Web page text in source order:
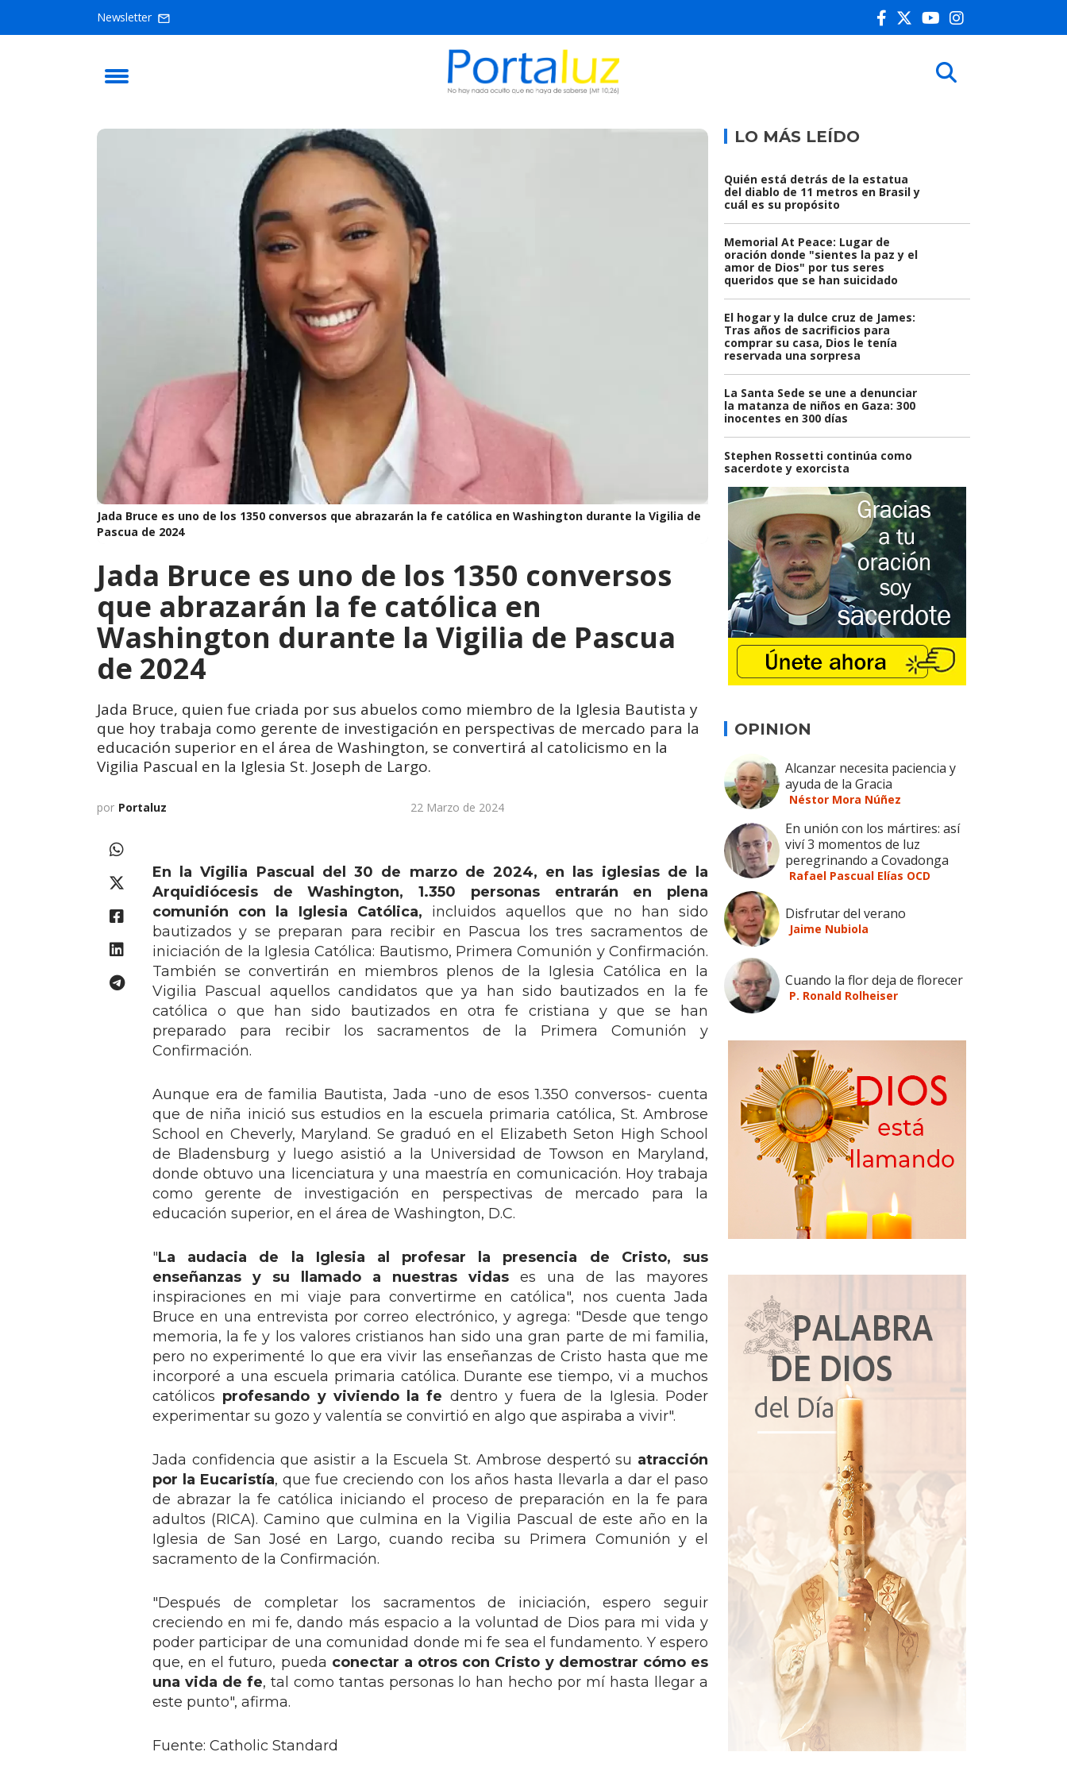
Newsletter
Jada Bruce es uno de los 1350 conversos que abrazarán la fe católica en Washington durante la Vigilia de
Pascua de 2024
Jada Bruce es uno de los 1350 conversos
que abrazarán la fe católica en
Washington durante la Vigilia de Pascua
de 2024
Jada Bruce, quien fue criada por sus abuelos como miembro de la Iglesia Bautista y
que hoy trabaja como gerente de investigación en perspectivas de mercado para la
educación superior en el área de Washington, se convertirá al catolicismo en la
Vigilia Pascual en la Iglesia St. Joseph de Largo.
por Portaluz 22 Marzo de 2024
En la Vigilia Pascual del 30 de marzo de 2024, en las iglesias de la
Arquidiócesis de Washington, 1.350 personas entrarán en plena
comunión con la Iglesia Católica, incluidos aquellos que no han sido
bautizados y se preparan para recibir en Pascua los tres sacramentos de
iniciación de la Iglesia Católica: Bautismo, Primera Comunión y Confirmación.
También se convertirán en miembros plenos de la Iglesia Católica en la
Vigilia Pascual aquellos candidatos que ya han sido bautizados en la fe
católica o que han sido bautizados en otra fe cristiana y que se han
preparado para recibir los sacramentos de la Primera Comunión y
Confirmación.
Aunque era de familia Bautista, Jada -uno de esos 1.350 conversos- cuenta
que de niña inició sus estudios en la escuela primaria católica, St. Ambrose
School en Cheverly, Maryland. Se graduó en el Elizabeth Seton High School
de Bladensburg y luego asistió a la Universidad de Towson en Maryland,
donde obtuvo una licenciatura y una maestría en comunicación. Hoy trabaja
como gerente de investigación en perspectivas de mercado para la
educación superior, en el área de Washington, D.C.
"La audacia de la Iglesia al profesar la presencia de Cristo, sus
enseñanzas y su llamado a nuestras vidas es una de las mayores
inspiraciones en mi viaje para convertirme en católica", nos cuenta Jada
Bruce en una entrevista por correo electrónico, y agrega: "Desde que tengo
memoria, la fe y los valores cristianos han sido una gran parte de mi familia,
pero no experimenté lo que era vivir las enseñanzas de Cristo hasta que me
incorporé a una escuela primaria católica. Durante ese tiempo, vi a muchos
católicos profesando y viviendo la fe dentro y fuera de la Iglesia. Poder
experimentar su gozo y valentía se convirtió en algo que aspiraba a vivir".
Jada confidencia que asistir a la Escuela St. Ambrose despertó su atracción
por la Eucaristía, que fue creciendo con los años hasta llevarla a dar el paso
de abrazar la fe católica iniciando el proceso de preparación en la fe para
adultos (RICA). Camino que culmina en la Vigilia Pascual de este año en la
Iglesia de San José en Largo, cuando reciba su Primera Comunión y el
sacramento de la Confirmación.
"Después de completar los sacramentos de iniciación, espero seguir
creciendo en mi fe, dando más espacio a la voluntad de Dios para mi vida y
poder participar de una comunidad donde mi fe sea el fundamento. Y espero
que, en el futuro, pueda conectar a otros con Cristo y demostrar cómo es
una vida de fe, tal como tantas personas lo han hecho por mí hasta llegar a
este punto", afirma.
Fuente: Catholic Standard
LO MÁS LEÍDO
Quién está detrás de la estatua
del diablo de 11 metros en Brasil y
cuál es su propósito
Memorial At Peace: Lugar de
oración donde "sientes la paz y el
amor de Dios" por tus seres
queridos que se han suicidado
El hogar y la dulce cruz de James:
Tras años de sacrificios para
comprar su casa, Dios le tenía
reservada una sorpresa
La Santa Sede se une a denunciar
la matanza de niños en Gaza: 300
inocentes en 300 días
Stephen Rossetti continúa como
sacerdote y exorcista
OPINION
Alcanzar necesita paciencia y
ayuda de la Gracia
Néstor Mora Núñez
En unión con los mártires: así
viví 3 momentos de luz
peregrinando a Covadonga
Rafael Pascual Elías OCD
Disfrutar del verano
Jaime Nubiola
Cuando la flor deja de florecer
P. Ronald Rolheiser